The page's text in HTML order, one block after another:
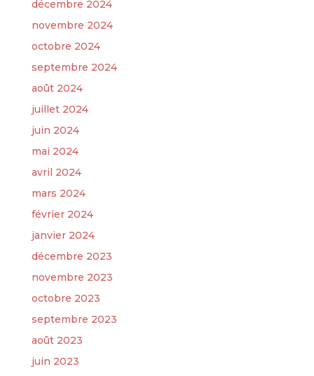
décembre 2024
novembre 2024
octobre 2024
septembre 2024
août 2024
juillet 2024
juin 2024
mai 2024
avril 2024
mars 2024
février 2024
janvier 2024
décembre 2023
novembre 2023
octobre 2023
septembre 2023
août 2023
juin 2023